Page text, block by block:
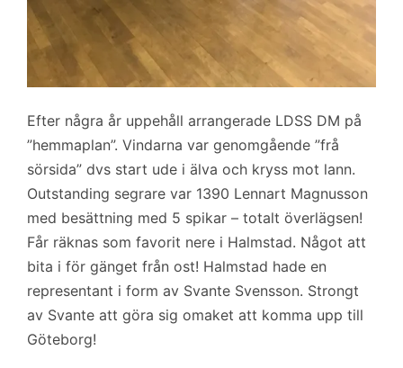
Efter några år uppehåll arrangerade LDSS DM på
”hemmaplan”. Vindarna var genomgående ”frå
sörsida” dvs start ude i älva och kryss mot lann.
Outstanding segrare var 1390 Lennart Magnusson
med besättning med 5 spikar – totalt överlägsen!
Får räknas som favorit nere i Halmstad. Något att
bita i för gänget från ost! Halmstad hade en
representant i form av Svante Svensson. Strongt
av Svante att göra sig omaket att komma upp till
Göteborg!